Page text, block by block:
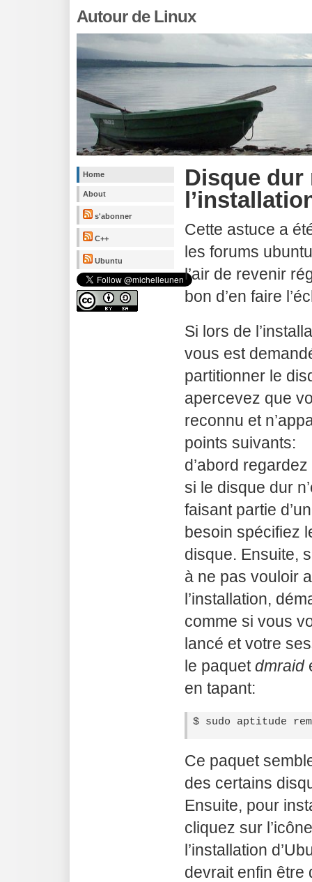
Autour de Linux
Home
About
s'abonner
C++
Ubuntu
Disque dur
Cette astuce a
les forums
l’air de revenir
bon d’en faire
Si lors de
vous est
partitionner le
apercevez que
reconnu et
points suivants:
d’abord
si le disque dur
faisant partie
besoin spécifiez
disque. Ensuite,
à ne pas vouloir
l’installation,
comme si vous
lancé et votre
le paquetdmraid
en tapant:
Ce paquet
des certains
Ensuite, pour
cliquez sur
l’installation
devrait enfin être